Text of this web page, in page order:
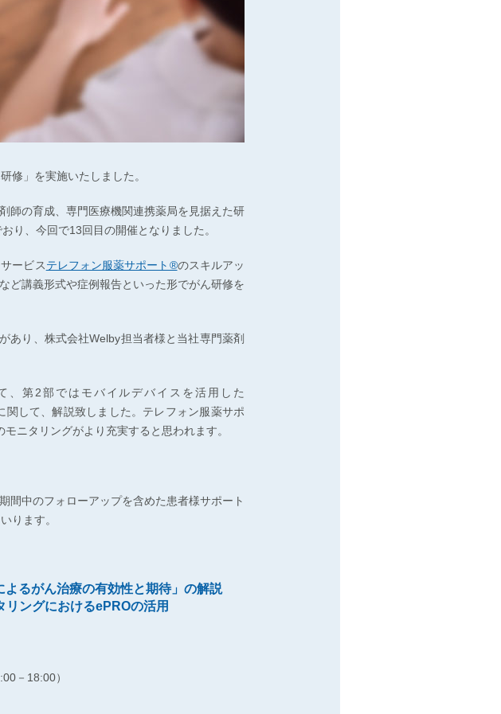
修」を実施いたしました。
師の育成、専門医療機関連携薬局を見据えた研
り、今回で13回目の開催となりました。
ービステレフォン服薬サポート®のスキルアッ
ど講義形式や症例報告といった形でがん研修を
あり、株式会社Welby担当者様と当社専門薬剤
、第2部ではモバイルデバイスを活用した
して、解説致しました。テレフォン服薬サポ
ニタリングがより充実すると思われます。
間中のフォローアップを含めた患者様サポート
ります。
るがん治療の有効性と期待」の解説
ングにおけるePROの活用
－18:00）